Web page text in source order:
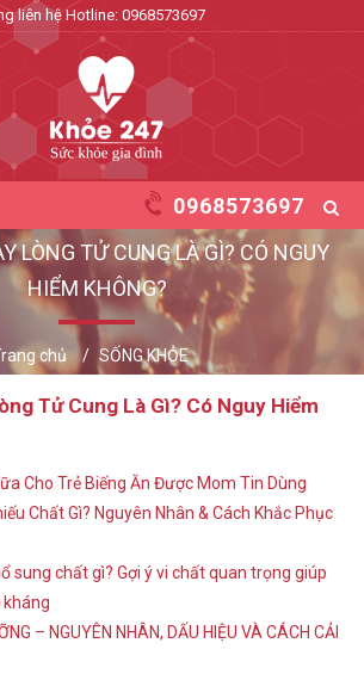
liên hệ Hotline: 0968573697
0968573697
LÒNG TỬ CUNG LÀ GÌ? CÓ NGUY
HIỂM KHÔNG?
chủ SỐNG KHỎE
Tử Cung Là Gì? Có Nguy Hiểm
Cho Trẻ Biếng Ăn Được Mom Tin Dùng
Chất Gì? Nguyên Nhân & Cách Khắc Phục
sung chất gì? Gợi ý vi chất quan trọng giúp
kháng
– NGUYÊN NHÂN, DẤU HIỆU VÀ CÁCH CẢI